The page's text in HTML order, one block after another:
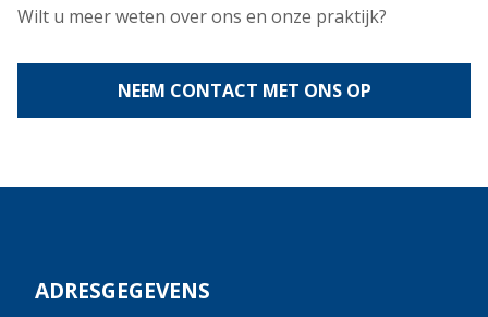
Wilt u meer weten over ons en onze praktijk?
NEEM CONTACT MET ONS OP
ADRESGEGEVENS